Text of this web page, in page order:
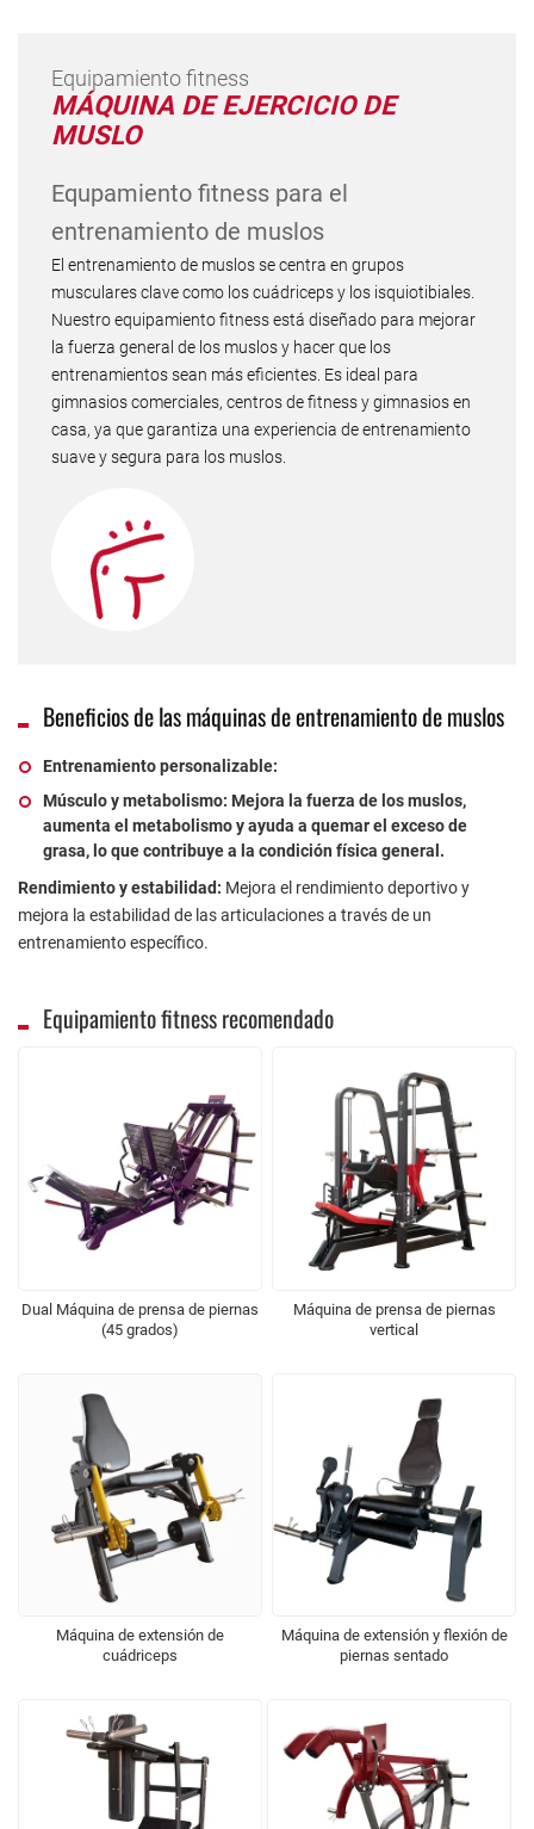
Equipamiento fitness
MÁQUINA DE EJERCICIO DE
MUSLO
Equpamiento fitness para el
entrenamiento de muslos
El entrenamiento de muslos se centra en grupos
musculares clave como los cuádriceps y los isquiotibiales.
Nuestro equipamiento fitness está diseñado para mejorar
la fuerza general de los muslos y hacer que los
entrenamientos sean más eficientes. Es ideal para
gimnasios comerciales, centros de fitness y gimnasios en
casa, ya que garantiza una experiencia de entrenamiento
suave y segura para los muslos.
Beneficios de las máquinas de entrenamiento de muslos
Entrenamiento personalizable:
Músculo y metabolismo: Mejora la fuerza de los muslos,
aumenta el metabolismo y ayuda a quemar el exceso de
grasa, lo que contribuye a la condición física general.
Rendimiento y estabilidad: Mejora el rendimiento deportivo y
mejora la estabilidad de las articulaciones a través de un
entrenamiento específico.
Equipamiento fitness recomendado
Dual Máquina de prensa de piernas
(45 grados)
Máquina de prensa de piernas
vertical
Máquina de extensión de
cuádriceps
Máquina de extensión y flexión de
piernas sentado